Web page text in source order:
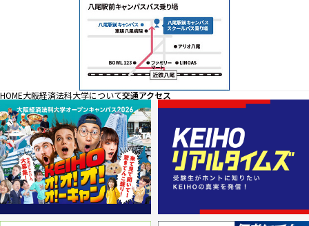
HOME大阪経済法科大学について交通アクセス